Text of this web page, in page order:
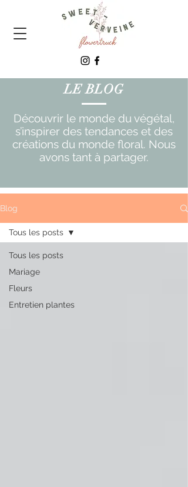
LE BLOG
Découvrir le monde du végétal,
s’inspirer des tendances et des
créations du monde floral. Nous
avons tant à partager.
Blog
Tous les posts
Mariage
Fleurs
Entretien plantes
Tous les posts